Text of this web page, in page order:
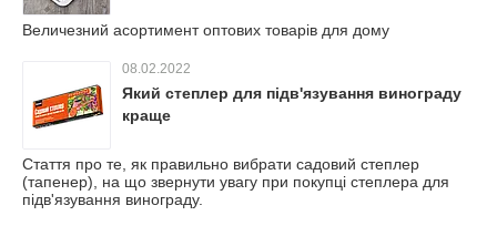
Величезний асортимент оптових товарів для дому
08.02.2022
Який степлер для підв'язування винограду
краще
Стаття про те, як правильно вибрати садовий степлер
(тапенер), на що звернути увагу при покупці степлера для
підв'язування винограду.